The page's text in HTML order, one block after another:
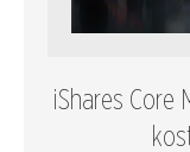
iShares Core